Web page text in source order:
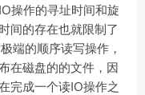
操作的寻址时间和旋
间的存在也就限制了
端的顺序读写操作，
在磁盘的的文件，因
完成一个读IO操作之